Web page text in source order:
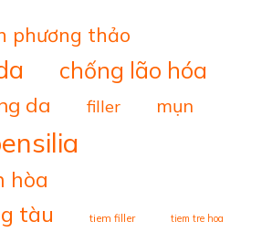
phương thảo
chống lão hóa
da filler mụn
hòa
tàu tiem filler tiem tre hoa